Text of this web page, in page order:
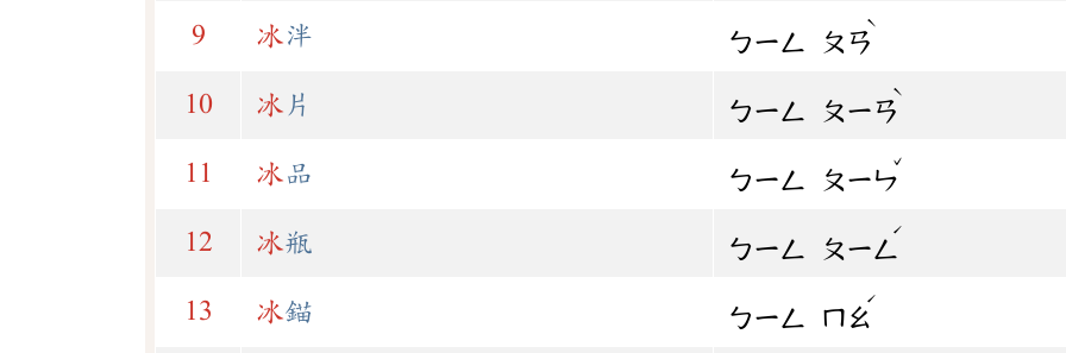
9 冰泮 ㄅㄧㄥ ㄆㄢ
ˋ
10 冰 片 ㄅㄧㄥ ㄆㄧㄢ
ˋ
11 冰品 ㄅㄧㄥ ㄆㄧㄣ
ˇ
12 冰瓶 ㄅㄧㄥ ㄆㄧㄥ
ˊ
13 冰錨 ㄅㄧㄥ ㄇㄠ
ˊ